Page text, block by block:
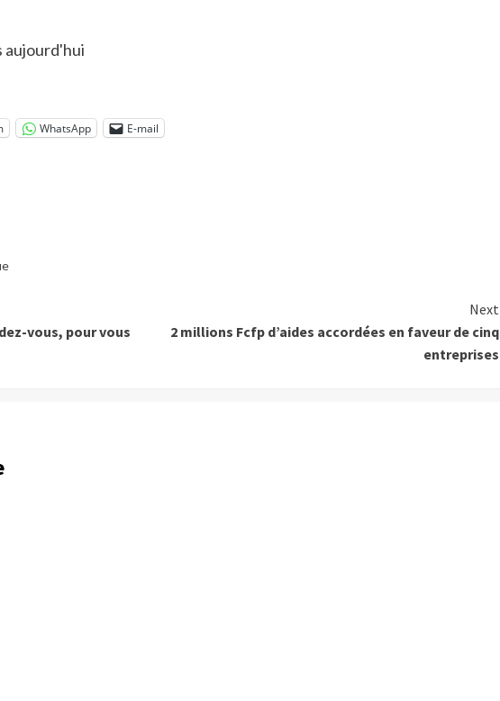
aujourd'hui
WhatsApp E-mail
vous, pour vous
Next
2 millions Fcfp d’aides accordées en faveur de cinq
entreprises